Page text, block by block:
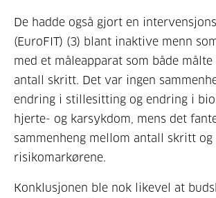
De hadde også gjort en
(EuroFIT) (3) blant inaktive menn
med et måleapparat som både
antall skritt. Det var ingen
endring i stillesitting og endring i
hjerte- og karsykdom, mens det
sammenheng mellom antall skritt og
risikomarkørene.
Konklusjonen ble nok likevel at